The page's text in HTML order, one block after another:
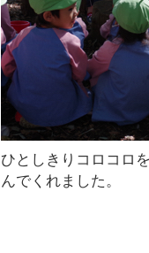
ひとしきりコロコロ
んでくれました。